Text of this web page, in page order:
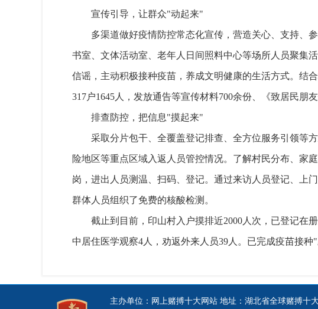
宣传引导，让群众"动起来"
多渠道做好疫情防控常态化宣传，营造关心、支持、
书室、文体活动室、老年人日间照料中心等场所人员聚集
信谣，主动积极接种疫苗，养成文明健康的生活方式。结
317户1645人，发放通告等宣传材料700余份、《致居民朋
排查防控，把信息"摸起来"
采取分片包干、全覆盖登记排查、全方位服务引领等
险地区等重点区域入返人员管控情况。了解村民分布、家
岗，进出人员测温、扫码、登记。通过来访人员登记、上
群体人员组织了免费的核酸检测。
截止到目前，印山村入户摸排近2000人次，已登记在
中居住医学观察4人，劝返外来人员39人。已完成疫苗接
主办单位：网上赌搏十大网站 地址：湖北省全球赌搏十